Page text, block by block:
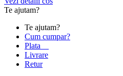
Te ajutam?
Te ajutam?
Cum cumpar?
Plata
Livrare
Retur